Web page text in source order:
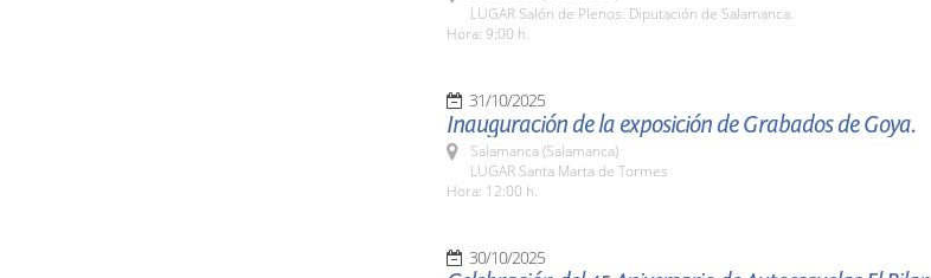
LUGAR Salón de Plenos. Diputación de Salamanca.
Hora: 9:00 h.
31/10/2025
Inauguración de la exposición de Grabados de Goya.
Salamanca (Salamanca)
LUGAR Santa Marta de Tormes
Hora: 12:00 h.
30/10/2025